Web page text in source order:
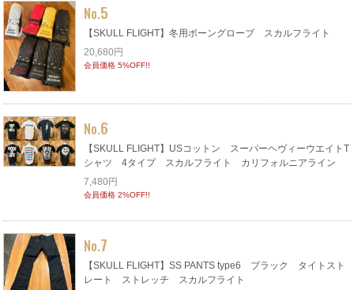
No.5
【SKULL FLIGHT】冬用ボーングローブ スカルフライト
20,680円
会員価格 5%OFF!!
No.6
【SKULL FLIGHT】USコットン スーパーヘヴィーウエイトT
シャツ 4タイプ スカルフライト カリフォルニアライン
7,480円
会員価格 2%OFF!!
No.7
【SKULL FLIGHT】SS PANTS type6 ブラック タイトスト
レート ストレッチ スカルフライト